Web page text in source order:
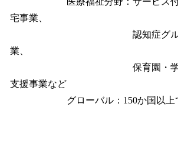
宅事業、
認知症グループ
業、
保育園・学童など
支援事業など
グローバル：150か国以上で